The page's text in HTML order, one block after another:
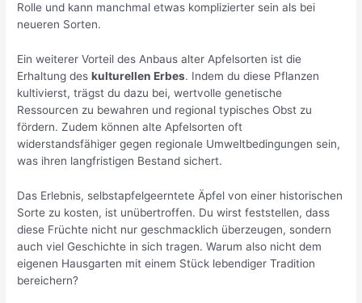
Rolle und kann manchmal etwas komplizierter sein als bei
neueren Sorten.
Ein weiterer Vorteil des Anbaus alter Apfelsorten ist die
Erhaltung deskulturellen Erbes. Indem du diese Pflanzen
kultivierst, trägst du dazu bei, wertvolle genetische
Ressourcen zu bewahren und regional typisches Obst zu
fördern. Zudem können alte Apfelsorten oft
widerstandsfähiger gegen regionale Umweltbedingungen sein,
was ihren langfristigen Bestand sichert.
Das Erlebnis, selbstapfelgeerntete Äpfel von einer historischen
Sorte zu kosten, ist unübertroffen. Du wirst feststellen, dass
diese Früchte nicht nur geschmacklich überzeugen, sondern
auch viel Geschichte in sich tragen. Warum also nicht dem
eigenen Hausgarten mit einem Stück lebendiger Tradition
bereichern?